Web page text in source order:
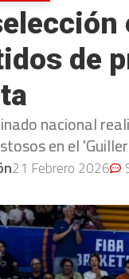
de
nacional
en el
21 Febrero 2026